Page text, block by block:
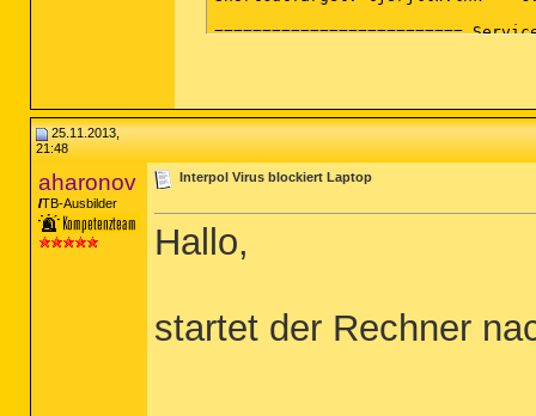
25.11.2013,
21:48
aharonov
TB-Ausbilder
Interpol Virus blockiert Laptop
Hallo,
startet der Rechner